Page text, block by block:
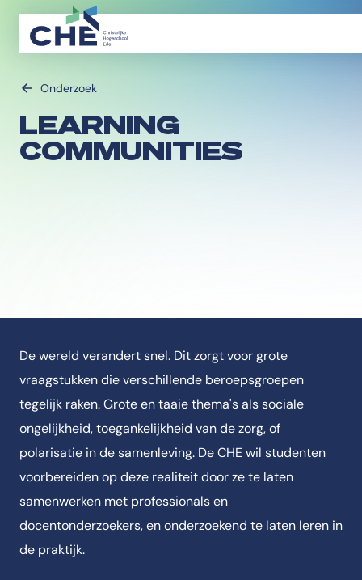
Onderzoek
LEARNING
COMMUNITIES
De wereld verandert snel. Dit zorgt voor grote
vraagstukken die verschillende beroepsgroepen
tegelijk raken. Grote en taaie thema's als sociale
ongelijkheid, toegankelijkheid van de zorg, of
polarisatie in de samenleving. De CHE wil studenten
voorbereiden op deze realiteit door ze te laten
samenwerken met professionals en
docentonderzoekers, en onderzoekend te laten leren in
de praktijk.